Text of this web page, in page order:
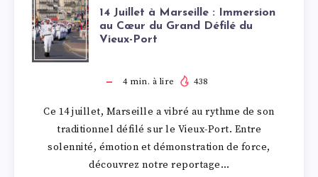
14
JUILLET
MARSEILLE
14 Juillet à Marseille : Immersion
au Cœur du Grand Défilé du
Vieux-Port
4min. à lire 438
Ce 14 juillet, Marseille a vibré au rythme de son
traditionnel défilé sur le Vieux-Port. Entre
solennité, émotion et démonstration de force,
découvrez notre reportage…